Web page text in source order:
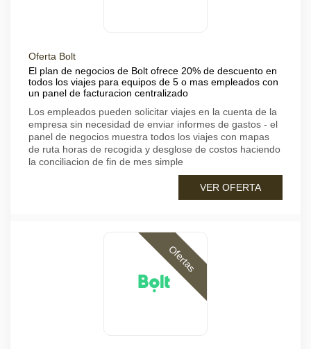
Oferta Bolt
El plan de negocios de Bolt ofrece 20% de descuento en
todos los viajes para equipos de 5 o mas empleados con
un panel de facturacion centralizado
Los empleados pueden solicitar viajes en la cuenta de la
empresa sin necesidad de enviar informes de gastos - el
panel de negocios muestra todos los viajes con mapas
de ruta horas de recogida y desglose de costos haciendo
la conciliacion de fin de mes simple
VER OFERTA
Ofertas